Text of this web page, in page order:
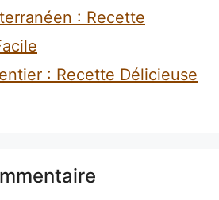
: Recette
: Recette Délicieuse